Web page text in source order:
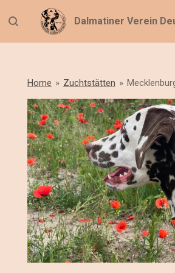
Hauptinhalt
Dalmatiner Verein
Home » Zuchtstätten »